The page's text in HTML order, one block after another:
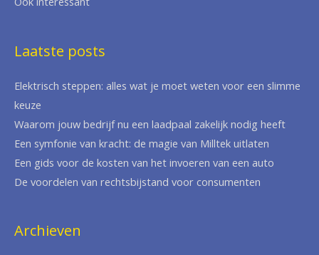
Laatste posts
Elektrisch steppen: alles wat je moet weten voor een slimme
keuze
Waarom jouw bedrijf nu een laadpaal zakelijk nodig heeft
Een symfonie van kracht: de magie van Milltek uitlaten
Een gids voor de kosten van het invoeren van een auto
De voordelen van rechtsbijstand voor consumenten
Archieven